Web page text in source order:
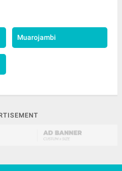
Muarojambi